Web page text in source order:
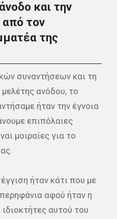
και την
από τον
της
συναντήσεων και τη
ανόδου, το
ήταν την έγνοια
επιπόλαιες
μοιραίες για το
ήταν κάτι που με
αφού ήταν η
αυτού του